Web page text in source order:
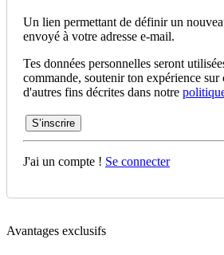
Un lien permettant de définir un
envoyé à votre adresse e-mail.
Tes données personnelles seront
commande, soutenir ton expérience sur
d'autres fins décrites dans notre
S’inscrire
J'ai un compte ! Se connecter
Avantages exclusifs